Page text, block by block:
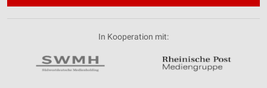
In Kooperation mit: